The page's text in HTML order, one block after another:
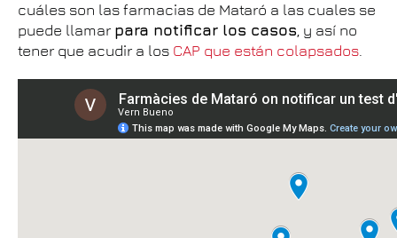
cuáles son las farmacias de Mataró a las cuales se
puede llamar para notificar los casos, y así no
tener que acudir a los CAP que están colapsados.